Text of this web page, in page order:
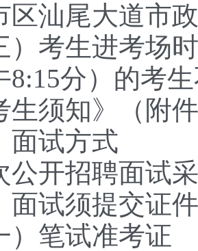
区汕尾大道市
生进考场时
8:15分）的考
生须知》（附
试方式
招聘面试采
试须提交证
笔试准考证